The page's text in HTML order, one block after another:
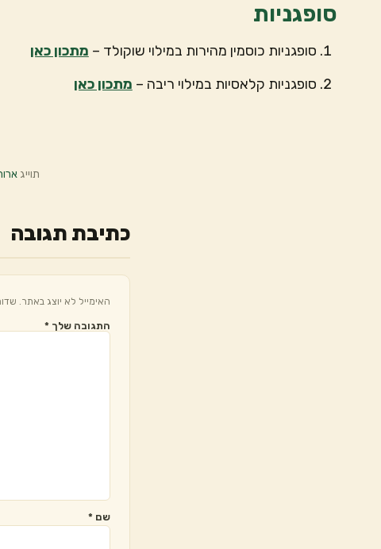
סופגניות
סופגניות כוסמין מהירות במילוי שוקולד – מתכון כאן
סופגניות קלאסיות במילוי ריבה – מתכון כאן
תוייג
כתיבת תגובה
האימייל לא יוצג באתר.
התגובה שלך *
שם *